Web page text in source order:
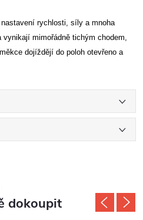
rychlosti, síly a mnoha
vynikají mimořádně tichým chodem,
dojíždějí do poloh otevřeno a
dokoupit